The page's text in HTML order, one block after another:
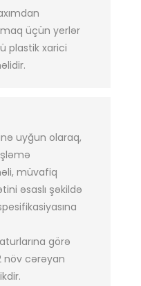
üçün yerlər
plastik xarici
uyğun olaraq,
müvafiq
əsaslı şəkildə
görə
növ cərəyan